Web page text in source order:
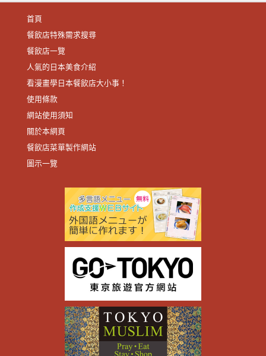
首頁
餐飲店特殊需求搜尋
餐飲店一覽
人氣的日本美食介紹
看漫畫學日本餐飲店大小事！
使用條款
網站使用須知
關於本網頁
餐飲店菜單製作網站
圖示一覽